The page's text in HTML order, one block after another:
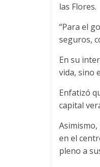
las Flores.
“Para el
seguros,
En su
vida, sino
Enfatizó
capital
en el
pleno a